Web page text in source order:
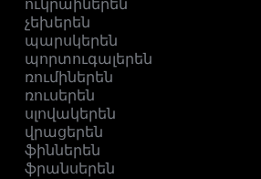
ուկրաիներեն
չեխերեն
պարսկերեն
պորտուգալերեն
ռումիներեն
ռուսերեն
սլովակերեն
վրացերեն
ֆիններեն
ֆրանսերեն